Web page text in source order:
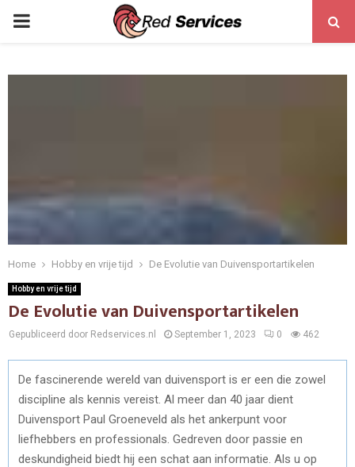
PRIMARY
Home Hobby en vrije tijd De Evolutie van Duivensportartikelen
Hobby en vrije tijd
De Evolutie van Duivensportartikelen
Gepubliceerd door Redservices.nl September 1, 2023 0 462
De fascinerende wereld van duivensport is er een die zowel
discipline als kennis vereist. Al meer dan 40 jaar dient
Duivensport Paul Groeneveld als het ankerpunt voor
liefhebbers en professionals. Gedreven door passie en
deskundigheid biedt hij een schat aan informatie. Als u op